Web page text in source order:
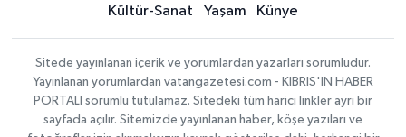
Kültür-Sanat
Yaşam Künye
Sitede yayınlanan içerik ve yorumlardan yazarları sorumludur.
Yayınlanan yorumlardan vatangazetesi.com - KIBRIS'IN HABER
PORTALI sorumlu tutulamaz. Sitedeki tüm harici linkler ayrı bir
sayfada açılır. Sitemizde yayınlanan haber, köşe yazıları ve